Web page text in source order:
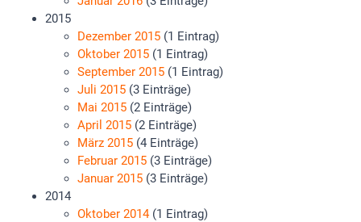
2015
Dezember 2015 (1 Eintrag)
Oktober 2015 (1 Eintrag)
September 2015 (1 Eintrag)
Juli 2015 (3 Einträge)
Mai 2015 (2 Einträge)
April 2015 (2 Einträge)
März 2015 (4 Einträge)
Februar 2015 (3 Einträge)
Januar 2015 (3 Einträge)
2014
Oktober 2014(1 Eintrag)